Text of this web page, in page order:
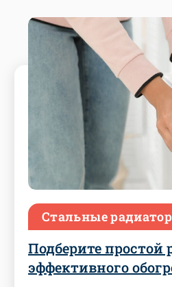
Стальные
Подберите простой
эффективного